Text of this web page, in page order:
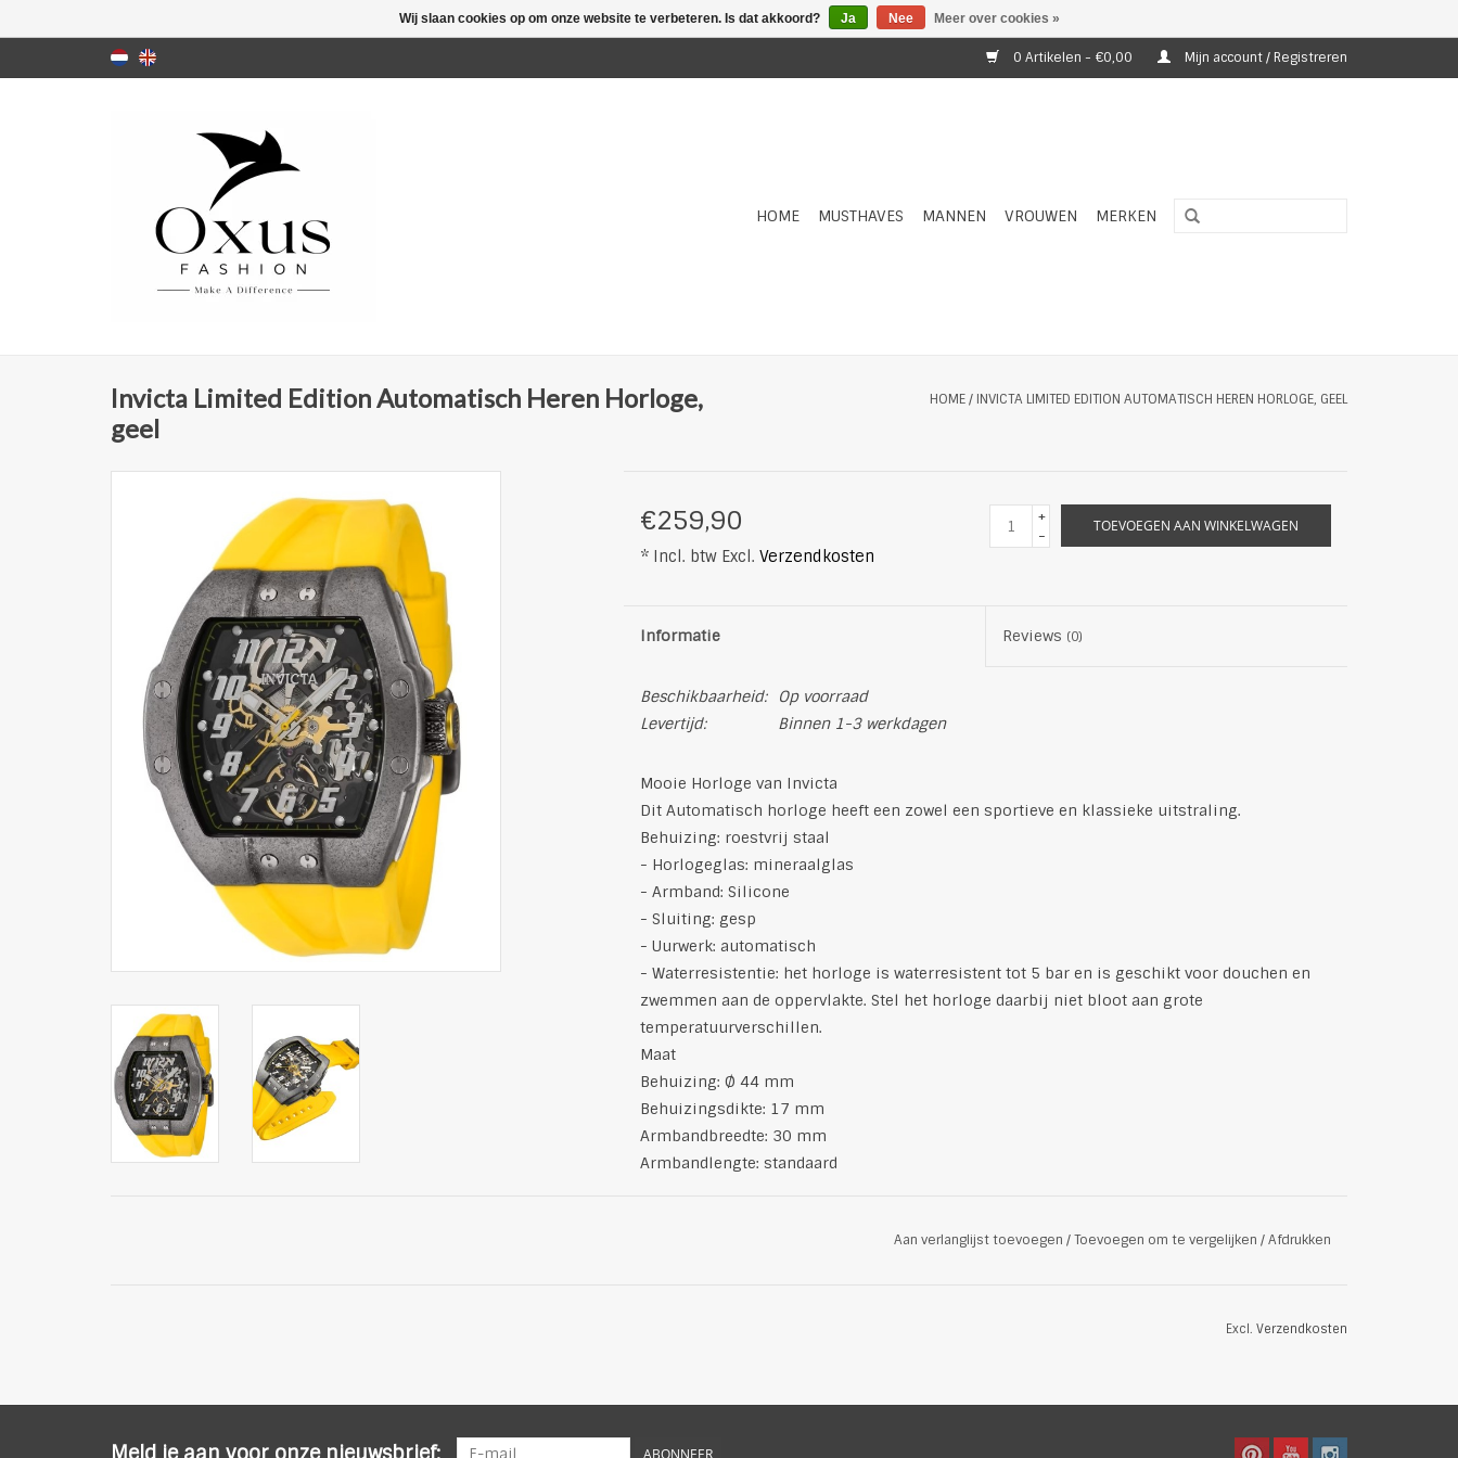
0 Artikelen - €0,00 Mijn account / Registreren
HOME MUSTHAVES MANNEN VROUWEN MERKEN
Invicta Limited Edition Automatisch Heren Horloge,
geel
HOME/ INVICTA LIMITED EDITION AUTOMATISCH HEREN HORLOGE, GEEL
€259,90
* Incl. btw Excl. Verzendkosten
+
-
TOEVOEGEN AAN WINKELWAGEN
Informatie Reviews (0)
Beschikbaarheid:
Op voorraad
Levertijd:
Binnen 1-3 werkdagen
Mooie Horloge van Invicta
Dit Automatisch horloge heeft een zowel een sportieve en klassieke uitstraling.
Behuizing: roestvrij staal
- Horlogeglas: mineraalglas
- Armband: Silicone
- Sluiting: gesp
- Uurwerk: automatisch
- Waterresistentie: het horloge is waterresistent tot 5 bar en is geschikt voor douchen en
zwemmen aan de oppervlakte. Stel het horloge daarbij niet bloot aan grote
temperatuurverschillen.
Maat
Behuizing: Ø 44 mm
Behuizingsdikte: 17 mm
Armbandbreedte: 30 mm
Armbandlengte: standaard
Aan verlanglijst toevoegen /Toevoegen om te vergelijken /Afdrukken
Excl. Verzendkosten
Wij slaan cookies op om onze website te verbeteren. Is dat akkoord? Ja Nee Meer over cookies »